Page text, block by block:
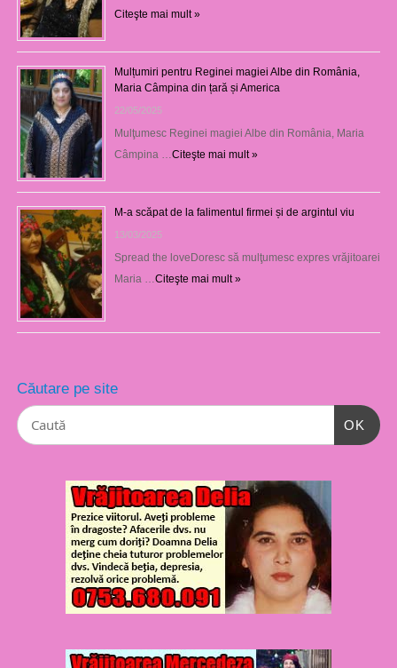
Citeşte mai mult »
Mulțumiri pentru Reginei magiei Albe din România,
Maria Câmpina din țară și America
22/05/2025
Mulţumesc Reginei magiei Albe din România, Maria
Câmpina …Citeşte mai mult »
M-a scăpat de la falimentul firmei și de argintul viu
13/03/2025
Spread the loveDoresc să mulţumesc expres vrăjitoarei
Maria …Citeşte mai mult »
Căutare pe site
OK